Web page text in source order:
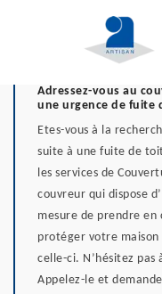
Adressez-vous au
une urgence de fuite
Etes-vous à la
suite à une fuite de
les services de
couvreur qui dispose
mesure de prendre
protéger votre
celle-ci. N’hésitez pas
Appelez-le et